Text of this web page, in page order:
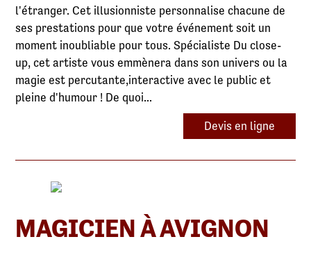
l'étranger. Cet illusionniste personnalise chacune de
ses prestations pour que votre événement soit un
moment inoubliable pour tous. Spécialiste Du close-
up, cet artiste vous emmènera dans son univers ou la
magie est percutante,interactive avec le public et
pleine d'humour ! De quoi...
Devis en ligne
MAGICIEN À AVIGNON